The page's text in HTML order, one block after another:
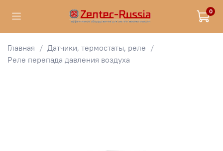
0
Главная
Датчики, термостаты, реле
Реле перепада давления воздуха